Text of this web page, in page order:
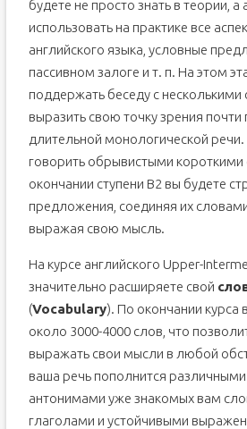
будете не просто знать в теории, а
использовать на практике все
английского языка, условные
пассивном залоге и т. п. На этом
поддержать беседу с
выразить свою точку зрения
длительной монологической речи.
говорить обрывистыми
окончании ступени B2 вы будете
предложения, соединяя их
выражая свою мысль.
На курсе английского Upper-
значительно расширяете свой
(Vocabulary). По окончании курса
около 3000-4000 слов, что
выражать свои мысли в любой
ваша речь пополнится
антонимами уже знакомых вам
глаголами и устойчивыми